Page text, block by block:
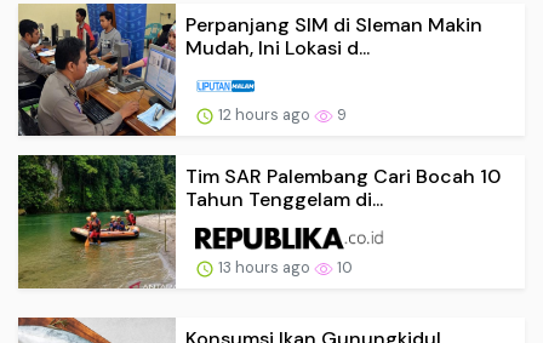
Perpanjang SIM di Sleman Makin
Mudah, Ini Lokasi d...
12 hours ago 9
Tim SAR Palembang Cari Bocah 10
Tahun Tenggelam di...
13 hours ago 10